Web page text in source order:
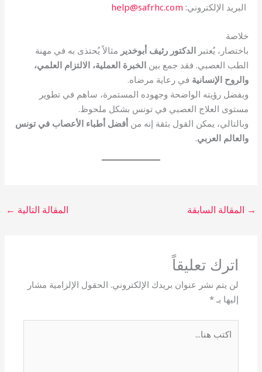
البريد الإلكتروني: help@safrhc.com
خلاصة
باختصار، يُعتبرالدكتور رئيف أبوخدير مثالاً يُحتذى به في مهنة
الطب العصبي. فقد جمع بينالخبرة العملية، الالتزام العلمي،
والروح الإنسانية في رعاية مرضاه.
وبفضل رؤيته الواضحة وجهوده المستمرة، ساهم في تطوير
مستوى العلاج العصبي في تونس بشكل ملحوظ.
وبالتالي، يمكن القول بثقة إنه منأفضل أطباء الأعصاب في تونس
والعالم العربي.
→ المقالة السابقة المقالة التالية ←
اترك تعليقاً
لن يتم نشر عنوان بريدك الإلكتروني. الحقول الإلزامية مشار
إليها بـ*
هنا...